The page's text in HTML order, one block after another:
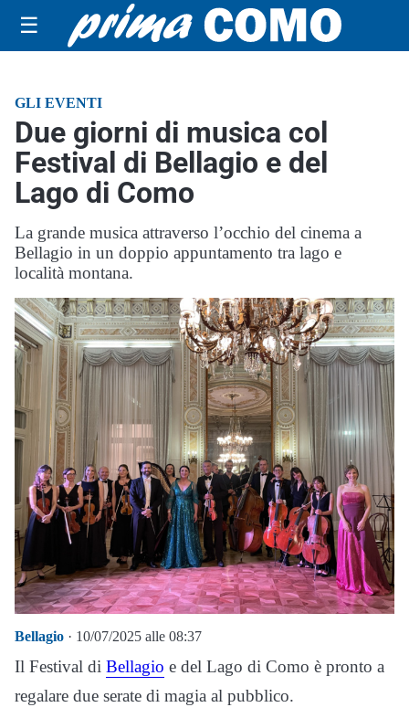
☰
GLI EVENTI
Due giorni di musica col
Festival di Bellagio e del
Lago di Como
La grande musica attraverso l’occhio del cinema a
Bellagio in un doppio appuntamento tra lago e
località montana.
Bellagio · 10/07/2025 alle 08:37
Il Festival di Bellagio e del Lago di Como è pronto a
regalare due serate di magia al pubblico.